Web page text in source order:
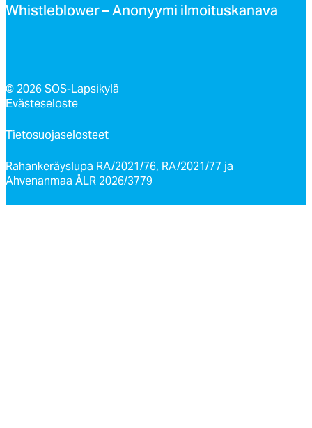
Whist­leb­lo­wer – Ano­nyy­mi il­moi­tus­ka­na­va
© 2026 SOS-Lapsikylä
Evästeseloste
Tietosuojaselosteet
Rahankeräyslupa RA/2021/76, RA/2021/77 ja
Ahvenanmaa ÅLR 2026/3779